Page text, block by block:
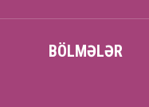
BÖLMƏLƏR